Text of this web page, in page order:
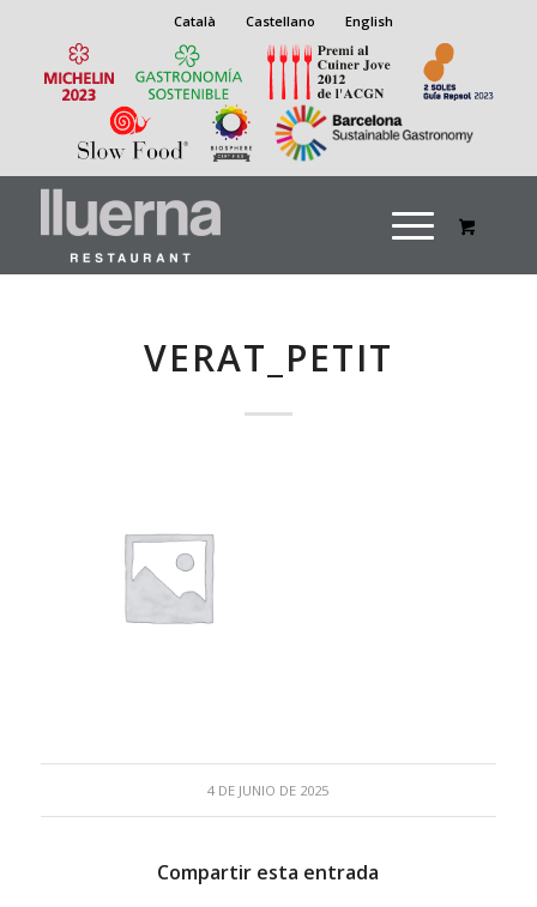
Català Castellano English
VERAT_PETIT
4 DE JUNIO DE 2025
Compartir esta entrada